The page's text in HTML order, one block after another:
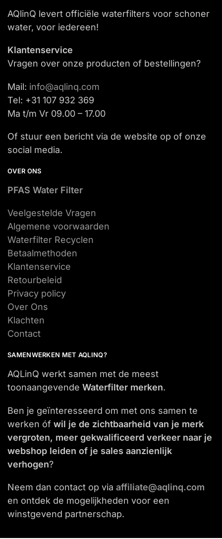
AQlinQ levert officiële waterfilters voor schoner
water, voor iedereen!
Klantenservice
Vragen over onze producten of bestellingen?
Mail: info@aqlinq.com
Tel: +31 107 932 369
Ma t/m Vr 09.00 – 17.00
Of stuur een bericht via de website op of onze
social media.
OVER ONS
PFAS Water Filter
Veelgestelde Vragen
Algemene voorwaarden
Waterfilter Recyclen
Betaalmethoden
Klantenservice
Retourbeleid
Privacy policy
Over Ons
Klachten
Contact
SAMENWERKEN MET AQLINQ?
AQLinQ werkt samen met de meest
toonaangevende Waterfilter merken.
Ben je geïnteresseerd om met ons samen te
werken óf wil je de zichtbaarheid van je merk
vergroten, meer gekwalificeerd verkeer naar je
webshop leiden of je sales aanzienlijk
verhogen?
Neem dan contact op via affiliate@aqlinq.com
en ontdek de mogelijkheden voor een
winstgevend partnerschap.